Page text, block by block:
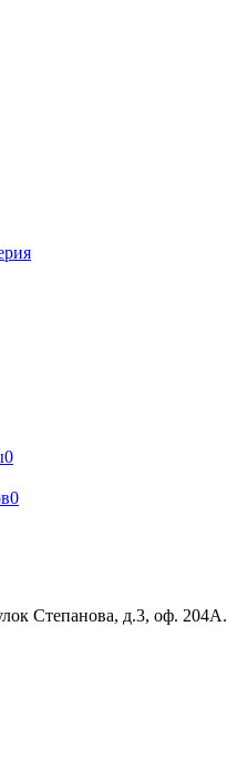
0
0
Степанова, д.3, оф. 204А.